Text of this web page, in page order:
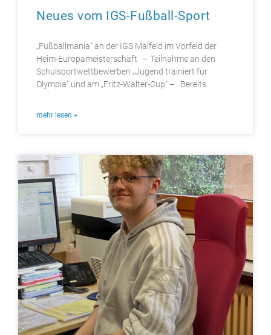
Neues vom IGS-Fußball-Sport
„Fußballmania“ an der IGS Maifeld im Vorfeld der
Heim-Europameisterschaft – Teilnahme an den
Schulsportwettbewerben „Jugend trainiert für
Olympia“ und am „Fritz-Walter-Cup“ – Bereits
mehr lesen »